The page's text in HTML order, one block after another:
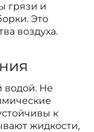
грязи и
Это
воздуха.
водой. Не
к
жидкости,